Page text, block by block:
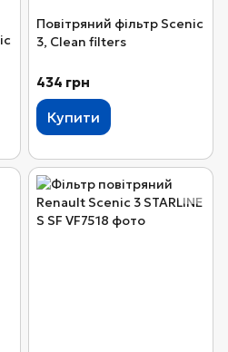
Повітряний фільтр Scenic
3, Clean filters
434 грн
Купити